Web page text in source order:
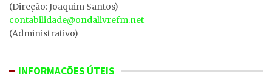
(Direção: Joaquim Santos)
contabilidade@ondalivrefm.net
(Administrativo)
INFORMAÇÕES ÚTEIS